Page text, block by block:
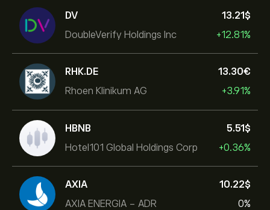
DV
DoubleVerify Holdings Inc
13.21‎$‎
+12.81%
RHK.DE
Rhoen Klinikum AG
13.30‎€‎
+3.91%
HBNB
Hotel101 Global Holdings Corp
5.51‎$‎
+0.36%
AXIA
AXIA ENERGIA - ADR
10.22‎$‎
0%